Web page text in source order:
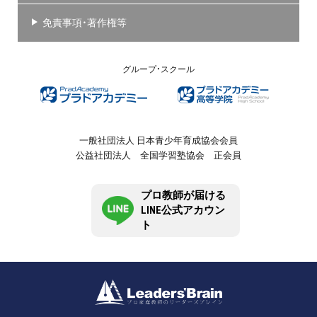
免責事項・著作権等
グループ・スクール
一般社団法人 日本青少年育成協会会員
公益社団法人 全国学習塾協会 正会員
プロ教師が届ける
LINE公式アカウン
ト